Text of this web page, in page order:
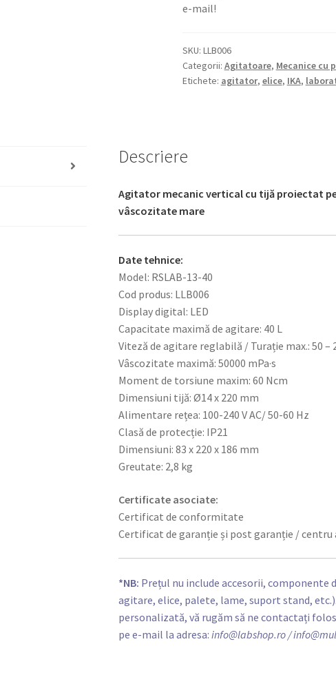
e-mail!
SKU: LLB006
Categorii: Agitatoare, Mecanice cu
Etichete: agitator, elice, IKA,
Descriere
Agitator mecanic vertical cu tijă proiectat
vâscozitate mare
Date tehnice:
Model: RSLAB-13-40
Cod produs: LLB006
Display digital: LED
Capacitate maximă de agitare: 40 L
Viteză de agitare reglabilă / Turație max.: 50 –
Vâscozitate maximă: 50000 mPa·s
Moment de torsiune maxim: 60 Ncm
Dimensiuni tijă: Ø14 x 220 mm
Alimentare rețea: 100-240 V AC/ 50-60 Hz
Clasă de protecție: IP21
Dimensiuni: 83 x 220 x 186 mm
Greutate: 2,8 kg
Certificate asociate:
Certificat de conformitate
Certificat de garanție și post garanție /
*NB: Prețul nu include accesorii, componente
agitare, elice, palete, lame, suport stand,
personalizată, vă rugăm să ne contactați
pe e-mail la adresa:info@labshop.ro/